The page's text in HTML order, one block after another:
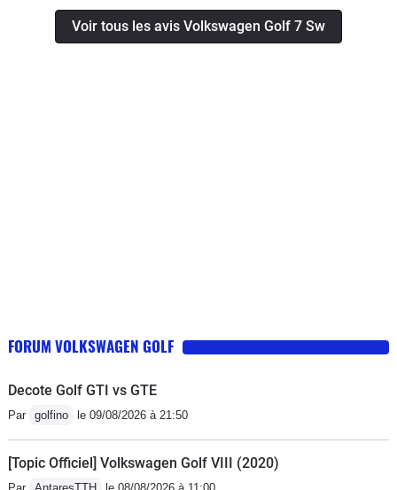
peu le volant autour du point au milieu sans incidence
sur la trajectoire), sous virage et manque de motricité
conduite horripilantes (heureusement pour la plupart
trouve deux points positifs mais à l'intérêt assez limité :
hais cette golf car son agrément de conduite est archi-
Voir tous les avis Volkswagen Golf 7 Sw
FORUM VOLKSWAGEN GOLF
Decote Golf GTI vs GTE
Par golfino le 09/08/2026 à 21:50
[Topic Officiel] Volkswagen Golf VIII (2020)